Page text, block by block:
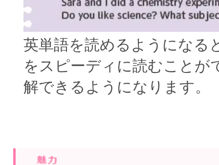
英単語を読めるようになる
をスピーディに読むことが
解できるようになります。